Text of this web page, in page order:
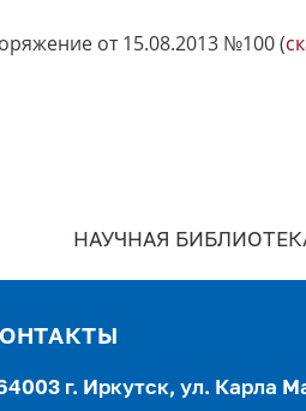
от 15.08.2013 №100 (
НАУЧНАЯ
г. Иркутск, ул. Карла